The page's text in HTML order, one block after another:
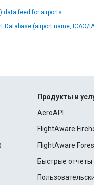
data feed for airports
Database (airport name, ICAO/
Продукты и
AeroAPI
FlightAware
FlightAware
Быстрые отчеты